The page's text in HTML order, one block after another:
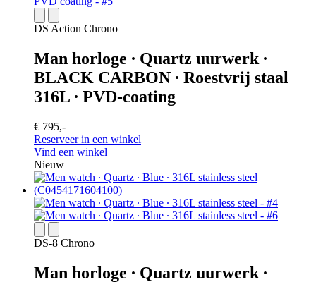
DS Action Chrono
Man horloge ∙ Quartz uurwerk ∙
BLACK CARBON ∙ Roestvrij staal
316L ∙ PVD-coating
€ 795,-
Reserveer in een winkel
Vind een winkel
Nieuw
DS-8 Chrono
Man horloge ∙ Quartz uurwerk ∙